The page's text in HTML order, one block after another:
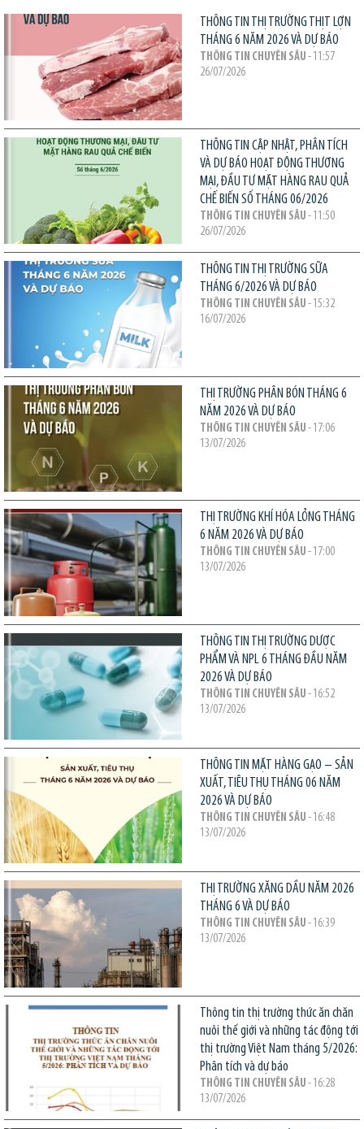
THÔNG TIN THỊ TRƯỜNG THỊT LỢN
THÁNG 6 NĂM 2026 VÀ DỰ BÁO
THÔNG TIN CHUYÊN SÂU - 11:57
26/07/2026
THÔNG TIN CẬP NHẬT, PHÂN TÍCH
VÀ DỰ BÁO HOẠT ĐỘNG THƯƠNG
MẠI, ĐẦU TƯ MẶT HÀNG RAU QUẢ
CHẾ BIẾN SỐ THÁNG 06/2026
THÔNG TIN CHUYÊN SÂU - 11:50
26/07/2026
THÔNG TIN THỊ TRƯỜNG SỮA
THÁNG 6/2026 VÀ DỰ BÁO
THÔNG TIN CHUYÊN SÂU - 15:32
16/07/2026
THỊ TRƯỜNG PHÂN BÓN THÁNG 6
NĂM 2026 VÀ DỰ BÁO
THÔNG TIN CHUYÊN SÂU - 17:06
13/07/2026
THỊ TRƯỜNG KHÍ HÓA LỎNG THÁNG
6 NĂM 2026 VÀ DỰ BÁO
THÔNG TIN CHUYÊN SÂU - 17:00
13/07/2026
THÔNG TIN THỊ TRƯỜNG DƯỢC
PHẨM VÀ NPL 6 THÁNG ĐẦU NĂM
2026 VÀ DỰ BÁO
THÔNG TIN CHUYÊN SÂU - 16:52
13/07/2026
THÔNG TIN MẶT HÀNG GẠO – SẢN
XUẤT, TIÊU THỤ THÁNG 06 NĂM
2026 VÀ DỰ BÁO
THÔNG TIN CHUYÊN SÂU - 16:48
13/07/2026
THỊ TRƯỜNG XĂNG DẦU NĂM 2026
THÁNG 6 VÀ DỰ BÁO
THÔNG TIN CHUYÊN SÂU - 16:39
13/07/2026
Thông tin thị trường thức ăn chăn
nuôi thế giới và những tác động tới
thị trường Việt Nam tháng 5/2026:
Phân tích và dự báo
THÔNG TIN CHUYÊN SÂU - 16:28
13/07/2026